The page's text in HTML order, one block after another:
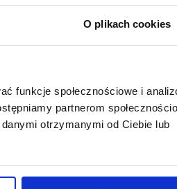
O plikach cookies
funkcje społecznościowe i
partnerom
otrzymanymi od Ciebie lub
Bezpłatna